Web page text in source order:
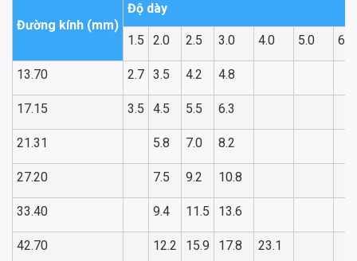
Đường kính (mm)
Độ dày
1.5 2.0 2.5 3.0 4.0 5.0 6.0
13.70 2.7 3.5 4.2 4.8
17.15 3.5 4.5 5.5 6.3
21.31 5.8 7.0 8.2
27.20 7.5 9.2 10.8
33.40 9.4 11.5 13.6
42.70 12.2 15.9 17.8 23.1